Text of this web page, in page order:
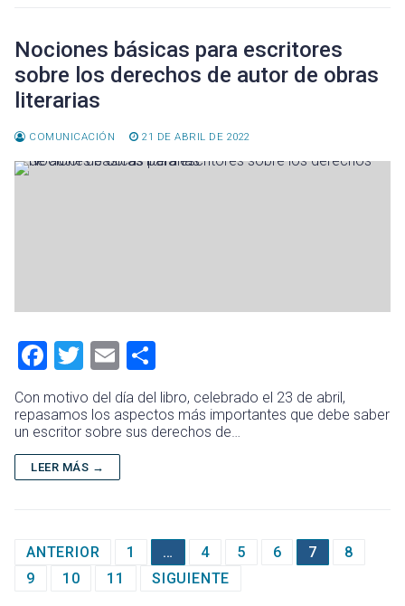
Nociones básicas para escritores
sobre los derechos de autor de obras
literarias
COMUNICACIÓN 21 DE ABRIL DE 2022
F
ce
b
o
T
wi
tt
er
E
m
ai
l
o
m
p
Con motivo del día del libro, celebrado el 23 de abril,
repasamos los aspectos más importantes que debe saber
un escritor sobre sus derechos de…
LEER MÁS →
Paginación
de
ANTERIOR 1 … 4 5 6 7
8
9
10 11 SIGUIENTE